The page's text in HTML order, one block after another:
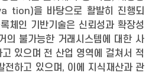
tion)을 바탕으로 활발히 진행되
체인 기반기술은 신뢰성과 확장성
의 불가능한 거래시스템에 대한 사
있으며 전 산업 영역에 걸쳐서 적
전하고 있으며, 이에 지식재산과 관